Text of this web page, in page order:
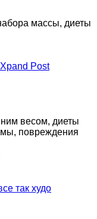
массы, диеты
Post
весом, диеты
повреждения
так худо